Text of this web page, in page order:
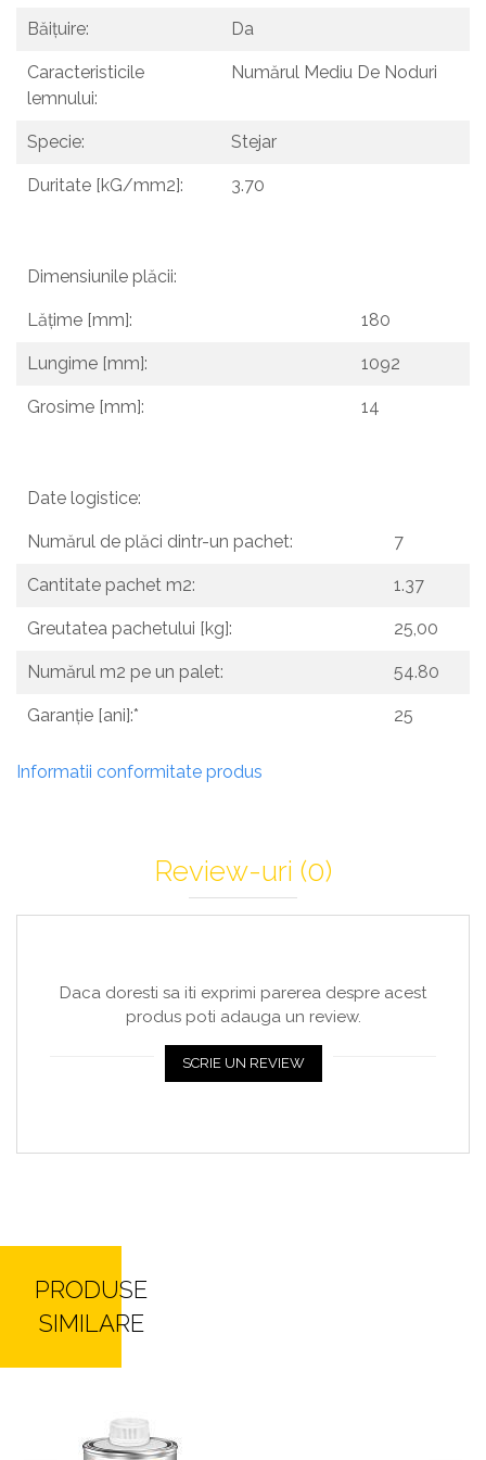
Băițuire: Da
Caracteristicile
lemnului:
Numărul Mediu De Noduri
Specie: Stejar
Duritate [kG/mm2]: 3.70
Dimensiunile plăcii:
Lățime [mm]: 180
Lungime [mm]: 1092
Grosime [mm]: 14
Date logistice:
Numărul de plăci dintr-un pachet: 7
Cantitate pachet m2: 1.37
Greutatea pachetului [kg]: 25,00
Numărul m2 pe un palet: 54.80
Garanție [ani]:* 25
Informatii conformitate produs
Review-uri (0)
Daca doresti sa iti exprimi parerea despre acest
produs poti adauga un review.
SCRIE UN REVIEW
PRODUSE
SIMILARE